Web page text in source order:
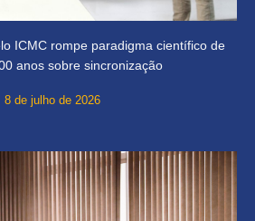
ICMC rompe paradigma científico de
anos sobre sincronização
8 de julho de 2026